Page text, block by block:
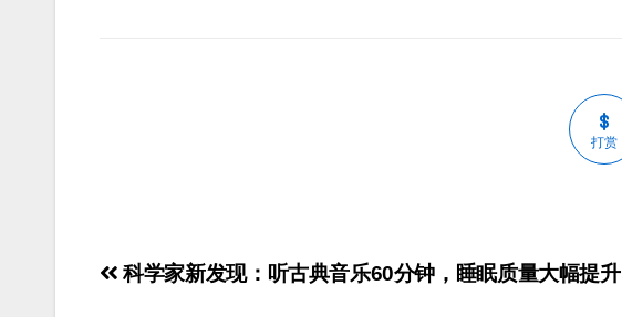
打赏
科学家新发现：听古典音乐60分钟，睡眠质量大幅提升